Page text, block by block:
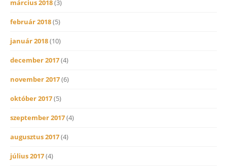
március 2018(3)
február 2018(5)
január 2018(10)
december 2017(4)
november 2017(6)
október 2017(5)
szeptember 2017(4)
augusztus 2017(4)
július 2017(4)